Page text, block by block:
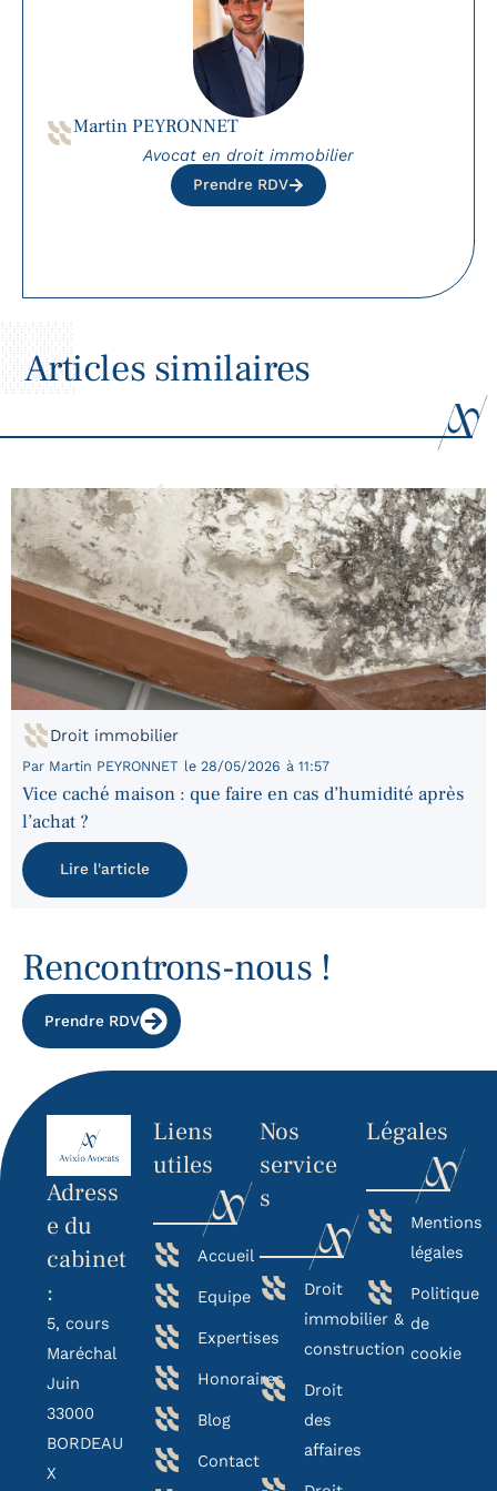
Martin PEYRONNET
Avocat en droit immobilier
Prendre RDV
Articles similaires
Droit immobilier
Par Martin PEYRONNET le 28/05/2026 à 11:57
Vice caché maison : que faire en cas d’humidité après
l’achat ?
Lire l'article
Rencontrons-nous !
Prendre RDV
Adress
e du
cabinet
:
5, cours
Maréchal
Juin
33000
BORDEAU
X
Liens
utiles
Accueil
Equipe
Expertises
Honoraires
Blog
Contact
Nos
service
s
Droit
immobilier &
construction
Droit
des
affaires
Légales
Mentions
légales
Politique
de
cookie